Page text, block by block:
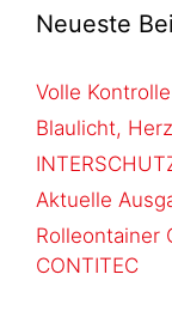
Neueste
Volle
Blaulicht,
Aktuelle
Rolleontainer
CONTITEC